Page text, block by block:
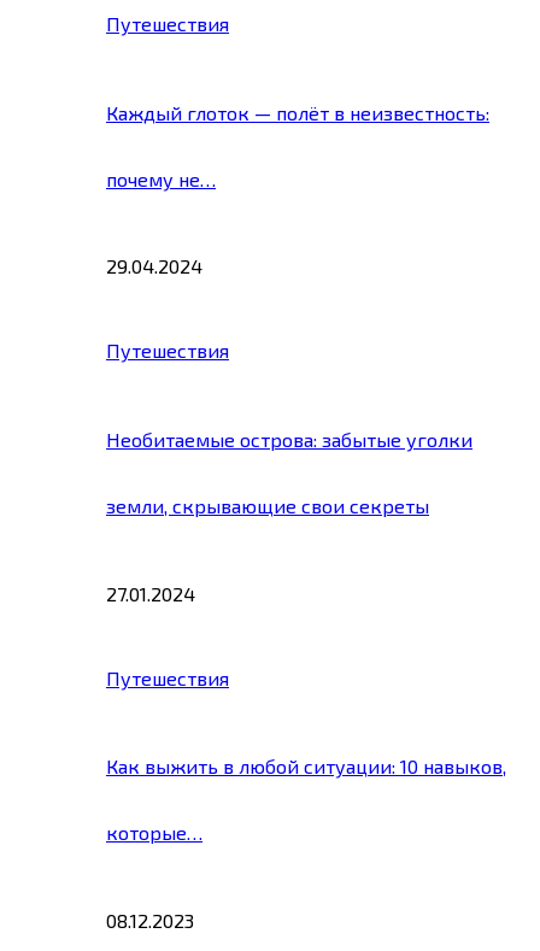
Путешествия
Каждый глоток — полёт в неизвестность:
почему не…
29.04.2024
Путешествия
Необитаемые острова: забытые уголки
земли, скрывающие свои секреты
27.01.2024
Путешествия
Как выжить в любой ситуации: 10 навыков,
которые…
08.12.2023